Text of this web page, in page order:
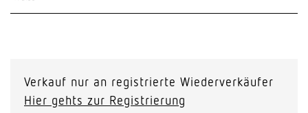
Verkauf nur an registrierte Wiederverkäufer
Hier gehts zur Registrierung